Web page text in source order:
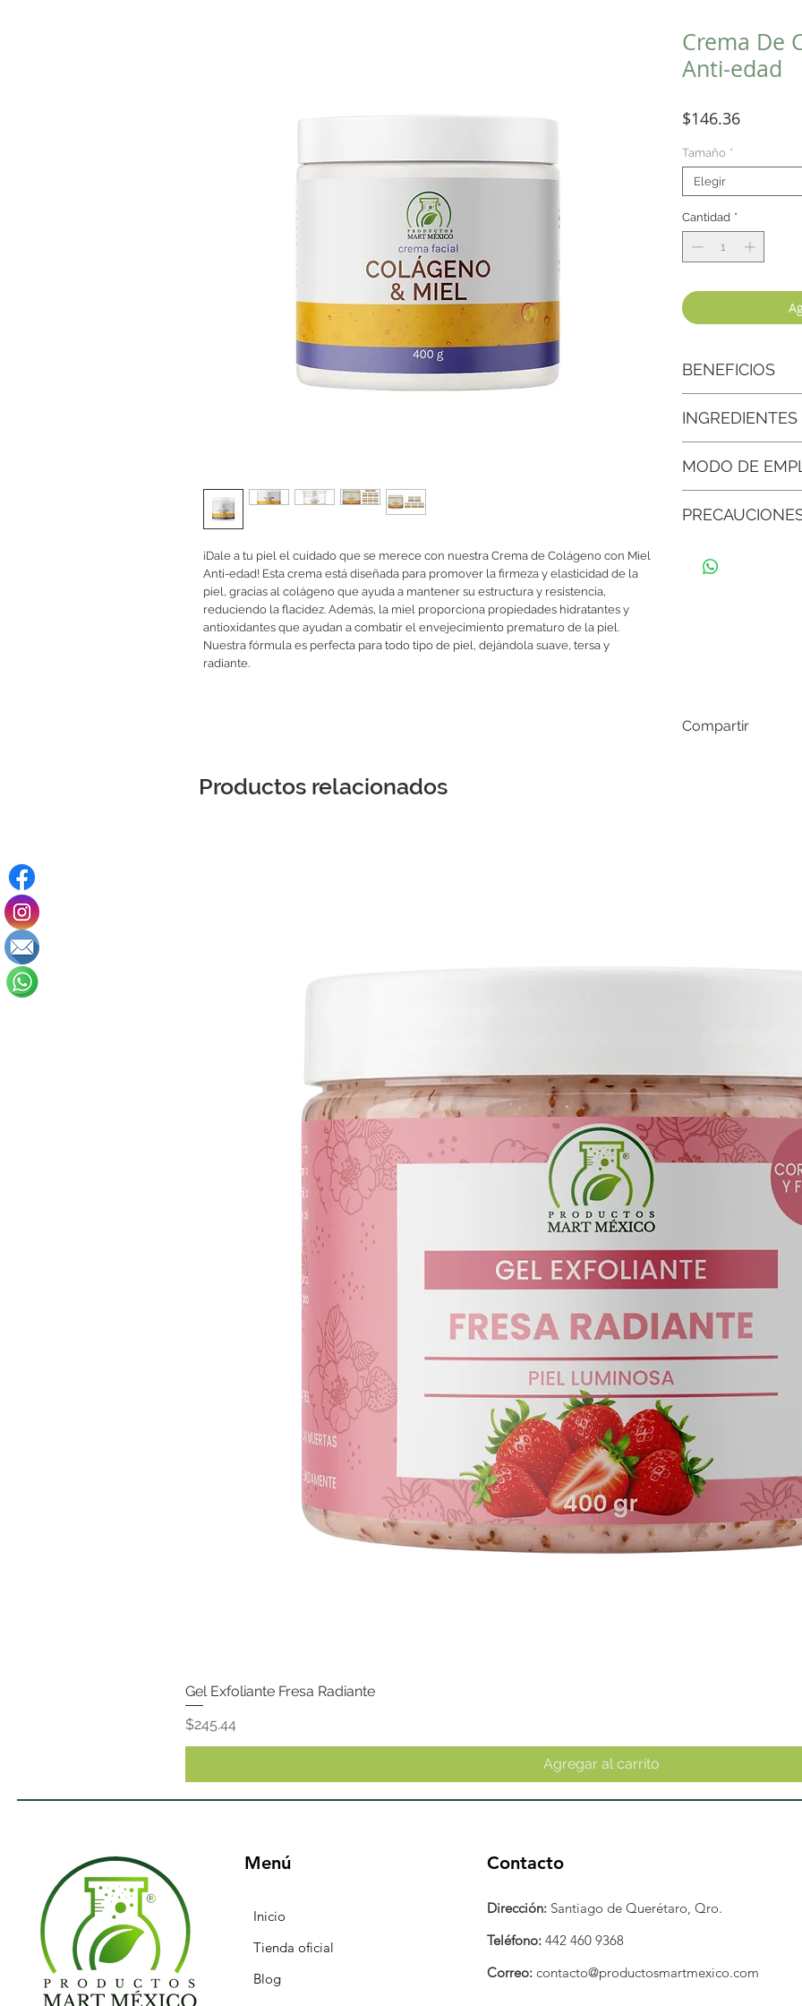
¡Dale a tu piel el cuidado que se merece con nuestra Crema de Colágeno con Miel
Anti-edad! Esta crema está diseñada para promover la firmeza y elasticidad de la
piel, gracias al colágeno que ayuda a mantener su estructura y resistencia,
reduciendo la flacidez. Además, la miel proporciona propiedades hidratantes y
antioxidantes que ayudan a combatir el envejecimiento prematuro de la piel.
Nuestra fórmula es perfecta para todo tipo de piel, dejándola suave, tersa y
radiante.
Crema De
Anti-edad
$146.36Precio
Tamaño *
Elegir
Cantidad *
BENEFICIOS
es fundamental para
• Mejora la textura y
suavizar la piel,
reparación y confort,
INGREDIENTES
Vitamina E,
Parabenos,
MODO DE
masajes, hasta que
del envase bien
Compartir
Productos relacionados
Gel Exfoliante Fresa Radiante
Precio
$245.44
Agregar al carrito
Menú
Inicio
Tienda oficial
Blog
Contacto
Dirección: Santiago de Querétaro, Qro.
Teléfono: 442 460 9368
Correo: contacto@productosmartmexico.com